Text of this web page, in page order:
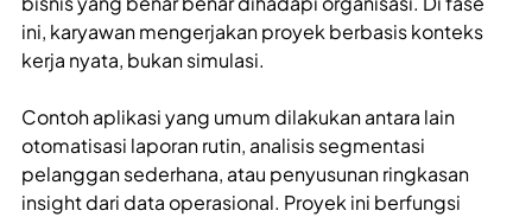
ini, karyawan mengerjakan proyek berbasis konteks
kerja nyata, bukan simulasi.
Contoh aplikasi yang umum dilakukan antara lain
otomatisasi laporan rutin, analisis segmentasi
pelanggan sederhana, atau penyusunan ringkasan
insight dari data operasional. Proyek ini berfungsi